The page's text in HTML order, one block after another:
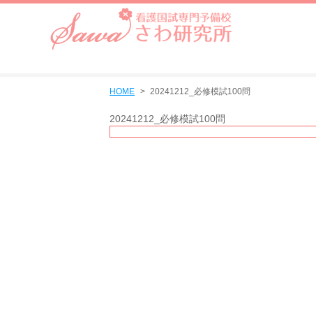
HOME 20241212_必修模試100問
20241212_必修模試100問